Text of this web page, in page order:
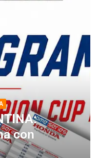
con